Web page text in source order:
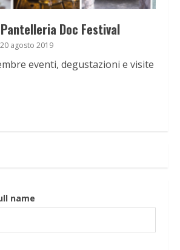
Doc Festival
20 agosto 2019
eventi, degustazioni e visite
name